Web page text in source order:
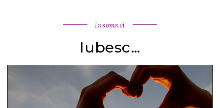
Insomnii
Iubesc...